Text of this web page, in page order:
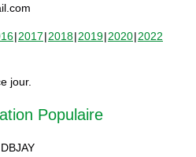
2017 2018 2019 2020 2022
jour.
Populaire